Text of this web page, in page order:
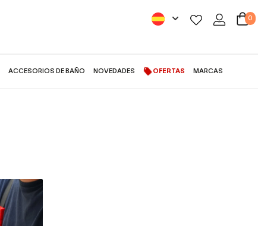
0
ACCESORIOS DE BAÑO NOVEDADES OFERTAS MARCAS